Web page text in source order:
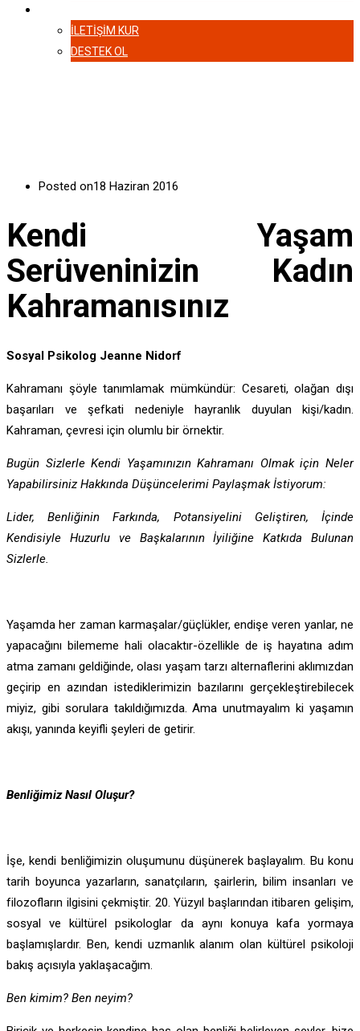
İLETIŞIM KUR
DESTEK OL
Posted on18 Haziran 2016
Kendi Yaşam
Serüveninizin Kadın
Kahramanısınız
Sosyal Psikolog Jeanne Nidorf
Kahramanı şöyle tanımlamak mümkündür: Cesareti, olağan dışı
başarıları ve şefkati nedeniyle hayranlık duyulan kişi/kadın.
Kahraman, çevresi için olumlu bir örnektir.
Bugün Sizlerle Kendi Yaşamınızın Kahramanı Olmak için Neler
Yapabilirsiniz Hakkında Düşüncelerimi Paylaşmak İstiyorum:
Lider, Benliğinin Farkında, Potansiyelini Geliştiren, İçinde
Kendisiyle Huzurlu ve Başkalarının İyiliğine Katkıda Bulunan
Sizlerle.
Yaşamda her zaman karmaşalar/güçlükler, endişe veren yanlar, ne
yapacağını bilememe hali olacaktır-özellikle de iş hayatına adım
atma zamanı geldiğinde, olası yaşam tarzı alternaflerini aklımızdan
geçirip en azından istediklerimizin bazılarını gerçekleştirebilecek
miyiz, gibi sorulara takıldığımızda. Ama unutmayalım ki yaşamın
akışı, yanında keyifli şeyleri de getirir.
Benliğimiz Nasıl Oluşur?
İşe, kendi benliğimizin oluşumunu düşünerek başlayalım. Bu konu
tarih boyunca yazarların, sanatçıların, şairlerin, bilim insanları ve
filozofların ilgisini çekmiştir. 20. Yüzyıl başlarından itibaren gelişim,
sosyal ve kültürel psikologlar da aynı konuya kafa yormaya
başlamışlardır. Ben, kendi uzmanlık alanım olan kültürel psikoloji
bakış açısıyla yaklaşacağım.
Ben kimim? Ben neyim?